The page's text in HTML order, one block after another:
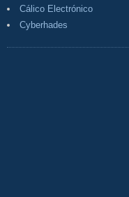
Cálico Electrónico
Cyberhades